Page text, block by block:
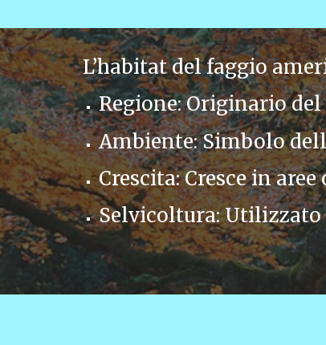
L’habitat del faggio
Regione: Originario
Ambiente: Simbolo
Crescita: Cresce in
Selvicoltura: Utilizzato